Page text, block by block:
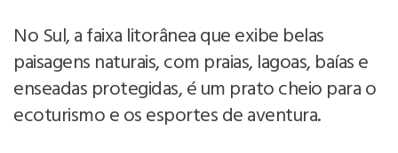
No Sul, a faixa litorânea que exibe belas
paisagens naturais, com praias, lagoas, baías e
enseadas protegidas, é um prato cheio para o
ecoturismo e os esportes de aventura.